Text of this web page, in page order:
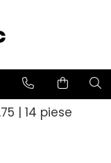
| 14 piese